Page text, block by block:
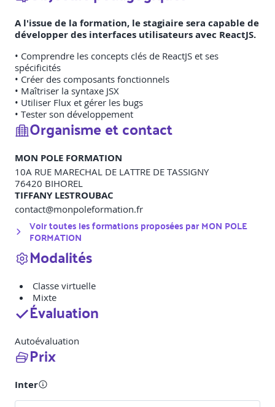
A l'issue de la formation, le stagiaire sera capable de
développer des interfaces utilisateurs avec ReactJS.
• Comprendre les concepts clés de ReactJS et ses
spécificités
• Créer des composants fonctionnels
• Maîtriser la syntaxe JSX
• Utiliser Flux et gérer les bugs
• Tester son développement
Organisme et contact
MON POLE FORMATION
10A RUE MARECHAL DE LATTRE DE TASSIGNY
76420 BIHOREL
TIFFANY LESTROUBAC
contact@monpoleformation.fr
Voir toutes les formations proposées parMON POLE
FORMATION
Modalités
Classe virtuelle
Mixte
Évaluation
Autoévaluation
Prix
Inter